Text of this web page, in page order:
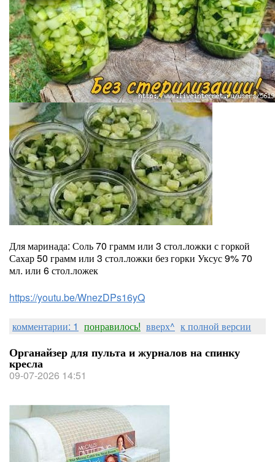
Для маринада: Соль 70 грамм или 3 стол.ложки с горкой
Сахар 50 грамм или 3 стол.ложки без горки Уксус 9% 70
мл. или 6 стол.ложек
https://youtu.be/WnezDPs16yQ
комментарии: 1 понравилось! вверх^ к полной версии
Органайзер для пульта и журналов на спинку
кресла
09-07-2026 14:51